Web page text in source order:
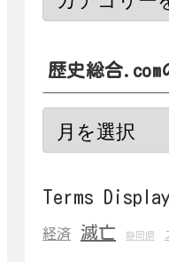
歴史総合.com
Terms Display
経済 滅亡 静岡県